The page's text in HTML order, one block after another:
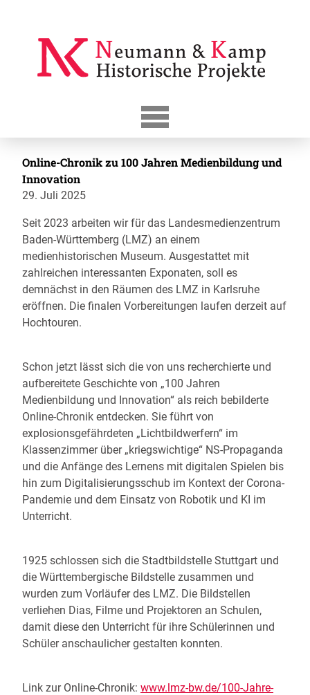
Online-Chronik zu 100 Jahren Medienbildung und
Innovation
29. Juli 2025
Seit 2023 arbeiten wir für das Landesmedienzentrum
Baden-Württemberg (LMZ) an einem
medienhistorischen Museum. Ausgestattet mit
zahlreichen interessanten Exponaten, soll es
demnächst in den Räumen des LMZ in Karlsruhe
eröffnen. Die finalen Vorbereitungen laufen derzeit auf
Hochtouren.
Schon jetzt lässt sich die von uns recherchierte und
aufbereitete Geschichte von „100 Jahren
Medienbildung und Innovation“ als reich bebilderte
Online-Chronik entdecken. Sie führt von
explosionsgefährdeten „Lichtbildwerfern“ im
Klassenzimmer über „kriegswichtige“ NS-Propaganda
und die Anfänge des Lernens mit digitalen Spielen bis
hin zum Digitalisierungsschub im Kontext der Corona-
Pandemie und dem Einsatz von Robotik und KI im
Unterricht.
1925 schlossen sich die Stadtbildstelle Stuttgart und
die Württembergische Bildstelle zusammen und
wurden zum Vorläufer des LMZ. Die Bildstellen
verliehen Dias, Filme und Projektoren an Schulen,
damit diese den Unterricht für ihre Schülerinnen und
Schüler anschaulicher gestalten konnten.
Link zur Online-Chronik: www.lmz-bw.de/100-Jahre-